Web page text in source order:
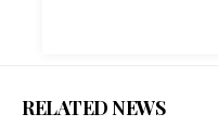
RELATED NEWS